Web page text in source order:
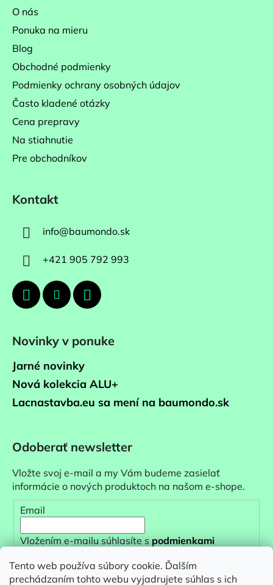
Tento web používa súbory cookie. Ďalším
prechádzaním tohto webu vyjadrujete súhlas s ich
O nás
Ponuka na mieru
Blog
Obchodné podmienky
Podmienky ochrany osobných údajov
Často kladené otázky
Cena prepravy
Na stiahnutie
Pre obchodníkov
Kontakt
info@baumondo.sk
+421 905 792 993
Novinky v ponuke
Jarné novinky
Nová kolekcia ALU+
Lacnastavba.eu sa mení na baumondo.sk
Odoberať newsletter
Vložte svoj e-mail a my Vám budeme zasielať
informácie o nových produktoch na našom e-shope.
Email
Vložením e-mailu súhlasíte spodmienkami